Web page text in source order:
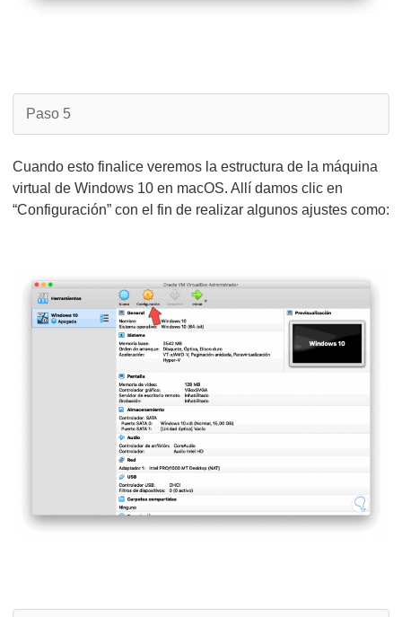
Paso 5
Cuando esto finalice veremos la estructura de la máquina
virtual de Windows 10 en macOS. Allí damos clic en
“Configuración” con el fin de realizar algunos ajustes como: